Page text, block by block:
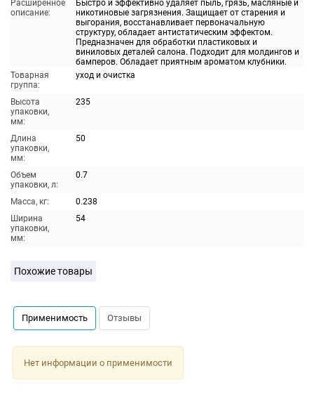
Расширенное
описание:
Быстро и эффективно удаляет пыль, грязь, масляные и
никотиновые загрязнения. Защищает от старения и
выгорания, восстанавливает первоначальную
структуру, обладает антистатическим эффектом.
Предназначен для обработки пластиковых и
виниловых деталей салона. Подходит для молдингов и
бамперов. Обладает приятным ароматом клубники.
Товарная
группа:
уход и очистка
Высота
упаковки,
мм:
235
Длина
упаковки,
мм:
50
Объем
упаковки, л:
0.7
Масса, кг:
0.238
Ширина
упаковки,
мм:
54
Похожие товары
Применимость Отзывы
Нет информации о применимости